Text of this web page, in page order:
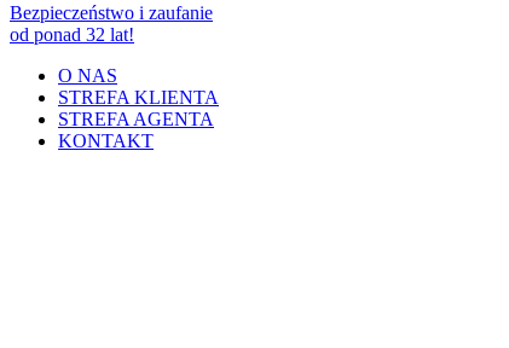
Bezpieczeństwo i zaufanie
od ponad 32 lat!
O NAS
STREFA KLIENTA
STREFA AGENTA
KONTAKT